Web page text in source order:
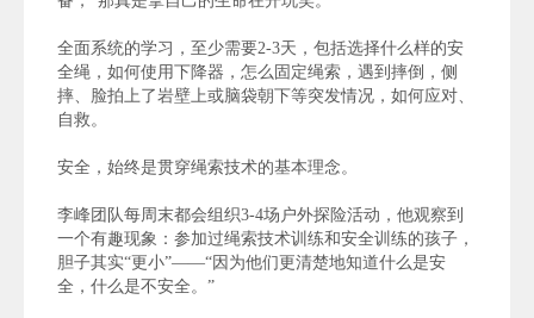
全面系统的学习，至少需要2-3天，包括选择什么样的安
全绳，如何使用下降器，怎么固定绳索，遇到摔倒，侧
摔、脸拍上了岩壁上或脑袋朝下等突发情况，如何应对、
自救。
安全，始终是贯穿绳索技术的基本理念。
李峰团队每周末都会组织3-4场户外探险活动，他观察到
一个有趣现象：参加过绳索技术训练和安全训练的孩子，
胆子其实“更小”——“因为他们更清楚地知道什么是安
全，什么是不安全。”